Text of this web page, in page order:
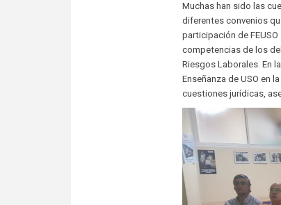
Muchas han sido las
diferentes convenios
participación de
competencias de los
Riesgos Laborales. En
Enseñanza de USO en
cuestiones jurídicas,